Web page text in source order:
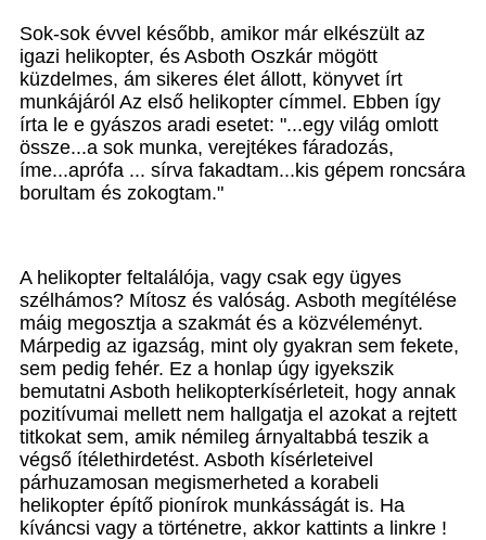
Sok-sok évvel később, amikor már elkészült az
igazi helikopter, és Asboth Oszkár mögött
küzdelmes, ám sikeres élet állott, könyvet írt
munkájáról Az első helikopter címmel. Ebben így
írta le e gyászos aradi esetet: "...egy világ omlott
össze...a sok munka, verejtékes fáradozás,
íme...aprófa ... sírva fakadtam...kis gépem roncsára
borultam és zokogtam."
A helikopter feltalálója, vagy csak egy ügyes
szélhámos? Mítosz és valóság. Asboth megítélése
máig megosztja a szakmát és a közvéleményt.
Márpedig az igazság, mint oly gyakran sem fekete,
sem pedig fehér. Ez a honlap úgy igyekszik
bemutatni Asboth helikopterkísérleteit, hogy annak
pozitívumai mellett nem hallgatja el azokat a rejtett
titkokat sem, amik némileg árnyaltabbá teszik a
végső ítélethirdetést. Asboth kísérleteivel
párhuzamosan megismerheted a korabeli
helikopter építő pionírok munkásságát is. Ha
kíváncsi vagy a történetre, akkor kattints a linkre !